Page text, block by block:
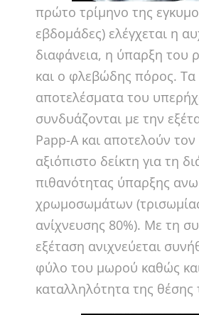
πρώτο τρίμηνο της
εβδομάδες) ελέγχεται η
διαφάνεια, η ύπαρξη του
και ο φλεβώδης πόρος. Τα
αποτελέσματα του
συνδυάζονται με την
Papp-A και αποτελούν τον
αξιόπιστο δείκτη για τη
πιθανότητας ύπαρξης
χρωμοσωμάτων
ανίχνευσης 80%). Με τη
εξέταση ανιχνεύεται
φύλο του μωρού καθώς
καταλληλότητα της θέσης